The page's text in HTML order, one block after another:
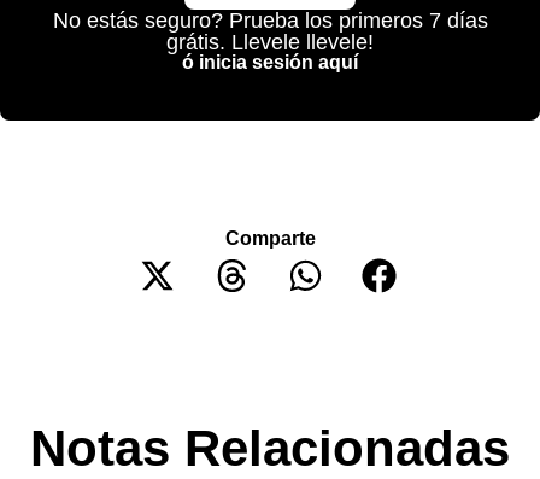
No estás seguro? Prueba los primeros 7 días
grátis. Llevele llevele!
ó inicia sesión aquí
Comparte
Notas Relacionadas